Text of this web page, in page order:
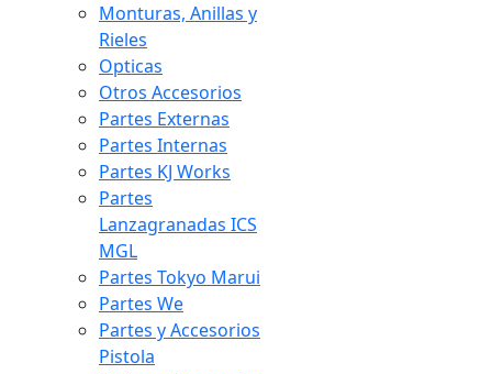
Monturas, Anillas y
Rieles
Opticas
Otros Accesorios
Partes Externas
Partes Internas
Partes KJ Works
Partes
Lanzagranadas ICS
MGL
Partes Tokyo Marui
Partes We
Partes y Accesorios
Pistola